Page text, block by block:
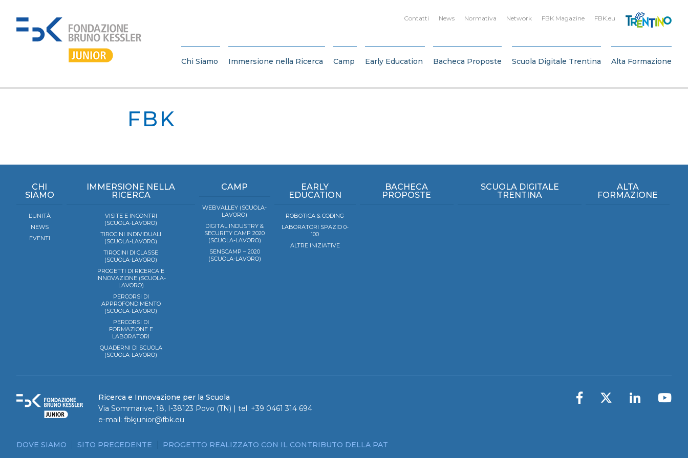
Contatti News Normativa Network FBK Magazine FBK.eu
Chi Siamo Immersione nella Ricerca Camp Early Education Bacheca Proposte Scuola Digitale Trentina Alta Formazione
FBK
CHI
SIAMO
L’UNITÀ
NEWS
EVENTI
IMMERSIONE NELLA
RICERCA
VISITE E INCONTRI
(SCUOLA-LAVORO)
TIROCINI INDIVIDUALI
(SCUOLA-LAVORO)
TIROCINI DI CLASSE
(SCUOLA-LAVORO)
PROGETTI DI RICERCA E
INNOVAZIONE (SCUOLA-
LAVORO)
PERCORSI DI
APPROFONDIMENTO
(SCUOLA-LAVORO)
PERCORSI DI
FORMAZIONE E
LABORATORI
QUADERNI DI SCUOLA
(SCUOLA-LAVORO)
CAMP
WEBVALLEY (SCUOLA-
LAVORO)
DIGITAL INDUSTRY &
SECURITY CAMP 2020
(SCUOLA-LAVORO)
SENSCAMP – 2020
(SCUOLA-LAVORO)
EARLY
EDUCATION
ROBOTICA & CODING
LABORATORI SPAZIO 0-
100
ALTRE INIZIATIVE
BACHECA
PROPOSTE
SCUOLA DIGITALE
TRENTINA
ALTA
FORMAZIONE
Ricerca e Innovazione per la Scuola
Via Sommarive, 18, I-38123 Povo (TN) | tel. +39 0461 314 694
e-mail: fbkjunior@fbk.eu
DOVE SIAMO SITO PRECEDENTE PROGETTO REALIZZATO CON IL CONTRIBUTO DELLA PAT